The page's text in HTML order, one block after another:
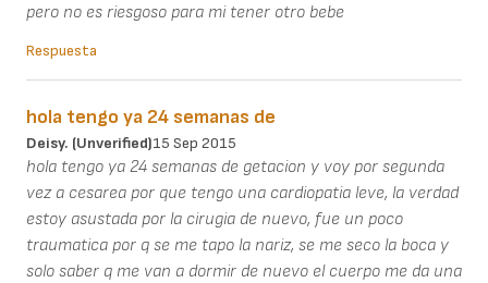
pero no es riesgoso para mi tener otro bebe
Respuesta
hola tengo ya 24 semanas de
Deisy. (unverified)15 Sep 2015
hola tengo ya 24 semanas de getacion y voy por segunda
vez a cesarea por que tengo una cardiopatia leve, la verdad
estoy asustada por la cirugia de nuevo, fue un poco
traumatica por q se me tapo la nariz, se me seco la boca y
solo saber q me van a dormir de nuevo el cuerpo me da una